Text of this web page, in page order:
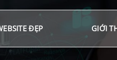
ĐẸP GIỚI